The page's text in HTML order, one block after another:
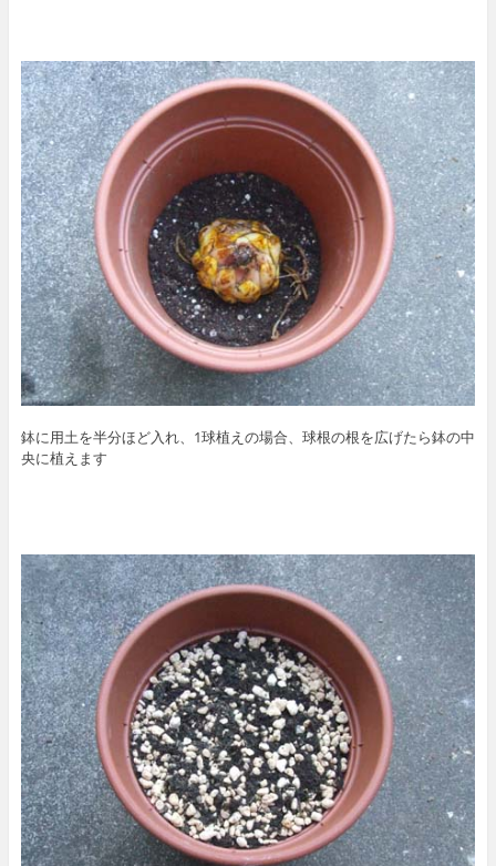
鉢に用土を半分ほど入れ、1球植えの場合、球根の根を広げたら鉢の中
央に植えます